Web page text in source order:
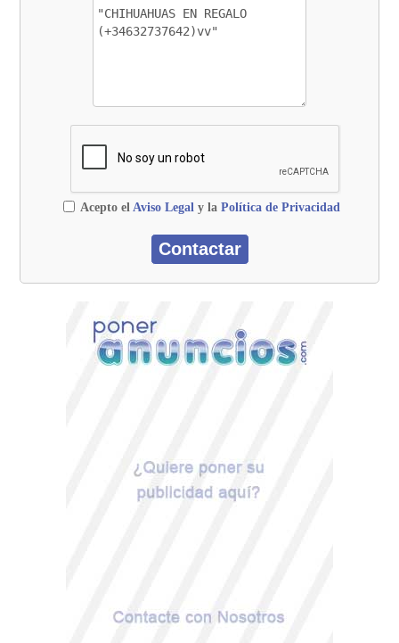
Acepto el Aviso Legaly la Política de Privacidad